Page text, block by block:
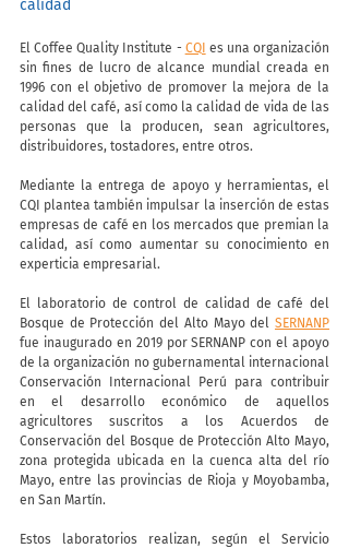
calidad
El Coffee Quality Institute - CQI es una organización
sin fines de lucro de alcance mundial creada en
1996 con el objetivo de promover la mejora de la
calidad del café, así como la calidad de vida de las
personas que la producen, sean agricultores,
distribuidores, tostadores, entre otros.
Mediante la entrega de apoyo y herramientas, el
CQI plantea también impulsar la inserción de estas
empresas de café en los mercados que premian la
calidad, así como aumentar su conocimiento en
experticia empresarial.
El laboratorio de control de calidad de café del
Bosque de Protección del Alto Mayo del SERNANP
fue inaugurado en 2019 por SERNANP con el apoyo
de la organización no gubernamental internacional
Conservación Internacional Perú para contribuir
en el desarrollo económico de aquellos
agricultores suscritos a los Acuerdos de
Conservación del Bosque de Protección Alto Mayo,
zona protegida ubicada en la cuenca alta del río
Mayo, entre las provincias de Rioja y Moyobamba,
en San Martín.
Estos laboratorios realizan, según el Servicio